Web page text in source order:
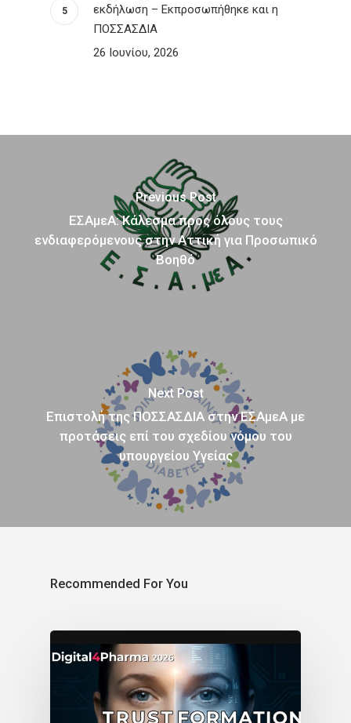
εκδήλωση – Εκπροσωπήθηκε και η
ΠΟΣΣΑΣΔΙΑ
26 Ιουνίου, 2026
Previous Post
ΕΣΑμεΑ: Κάλεσμα προς όλους τους
ενδιαφερόμενους στην Αττική για Προσωπικό
Βοηθό
Next Post
Επιστολή της ΠΟΣΣΑΣΔΙΑ στην ΕΣΑμεΑ με
προτάσεις επί του σχεδίου νόμου του
υπουργείου Υγείας
Recommended For You